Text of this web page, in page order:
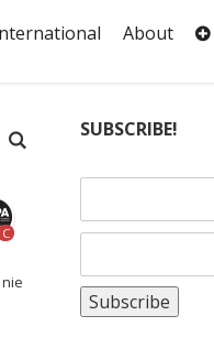
About
C
SUBSCRIBE!